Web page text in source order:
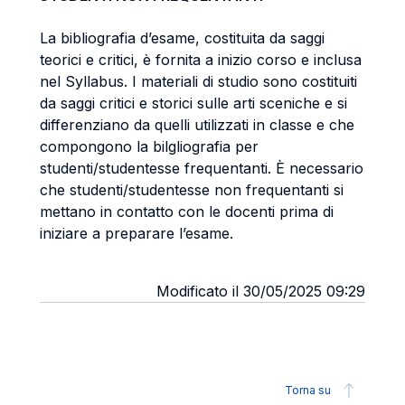
La bibliografia d’esame, costituita da saggi
teorici e critici, è fornita a inizio corso e inclusa
nel Syllabus. I materiali di studio sono costituiti
da saggi critici e storici sulle arti sceniche e si
differenziano da quelli utilizzati in classe e che
compongono la bilgliografia per
studenti/studentesse frequentanti. È necessario
che studenti/studentesse non frequentanti si
mettano in contatto con le docenti prima di
iniziare a preparare l’esame.
Modificato il 30/05/2025 09:29
Torna su